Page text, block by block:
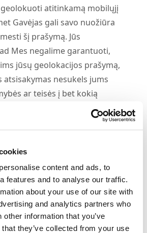
content and ads, to
features and to analyse our traffic.
about your use of our site with
and analytics partners who
information that you’ve
they’ve collected from your use
atitinkamą mobilųjį
Gavėjas gali savo nuožiūra
šį prašymą. Jūs
Mes negalime garantuoti,
jūsų geolokacijos prašymą,
atsisakymas nesukels jums
ar teisės į bet kokią
siųsti neribotą skaičių
neteisėtu būdu arba
Sąlygoms parduoti,
išnuomoti, skolinti,
ar licencijuoti visą ar bet